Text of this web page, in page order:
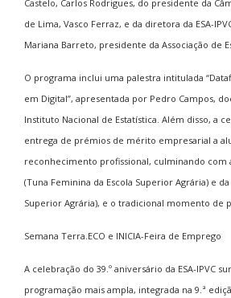
Castelo, Carlos Rodrigues, do presidente da
de Lima, Vasco Ferraz, e da diretora da ESA-
Mariana Barreto, presidente da Associação de
O programa inclui uma palestra intitulada
em Digital”, apresentada por Pedro Campos,
Instituto Nacional de Estatística. Além disso, a
entrega de prémios de mérito empresarial a
reconhecimento profissional, culminando com
(Tuna Feminina da Escola Superior Agrária) e da
Superior Agrária), e o tradicional momento de
Semana Terra.ECO e INICIA-Feira de Emprego
A celebração do 39.º aniversário da ESA-IPVC
programação mais ampla, integrada na 9.ª